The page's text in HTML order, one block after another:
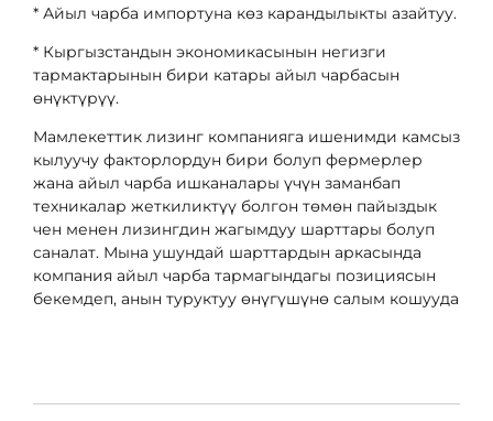
* Айыл чарба импортуна көз карандылыкты азайтуу.
* Кыргызстандын экономикасынын негизги
тармактарынын бири катары айыл чарбасын
өнүктүрүү.
Мамлекеттик лизинг компанияга ишенимди камсыз
кылуучу факторлордун бири болуп фермерлер
жана айыл чарба ишканалары үчүн заманбап
техникалар жеткиликтүү болгон төмөн пайыздык
чен менен лизингдин жагымдуу шарттары болуп
саналат. Мына ушундай шарттардын аркасында
компания айыл чарба тармагындагы позициясын
бекемдеп, анын туруктуу өнүгүшүнө салым кошууда